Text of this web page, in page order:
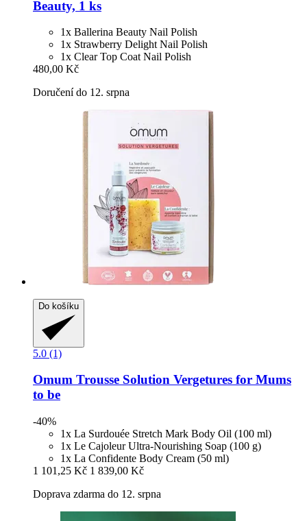
Beauty, 1 ks
1x Ballerina Beauty Nail Polish
1x Strawberry Delight Nail Polish
1x Clear Top Coat Nail Polish
480,00 Kč
Doručení do 12. srpna
Do košíku
5.0 (1)
Omum Trousse Solution Vergetures for Mums
to be
-40%
1x La Surdouée Stretch Mark Body Oil (100 ml)
1x Le Cajoleur Ultra-Nourishing Soap (100 g)
1x La Confidente Body Cream (50 ml)
1 101,25 Kč 1 839,00 Kč
Doprava zdarma do 12. srpna